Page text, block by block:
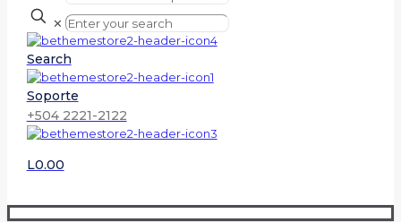
✕
Search
Soporte
+504 2221-2122
L0.00